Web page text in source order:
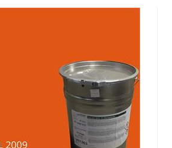
parkolóhelyek,